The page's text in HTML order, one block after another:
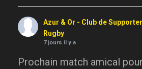
Azur & Or - Club de
Rugby
7 jours il y a
Prochain match amical